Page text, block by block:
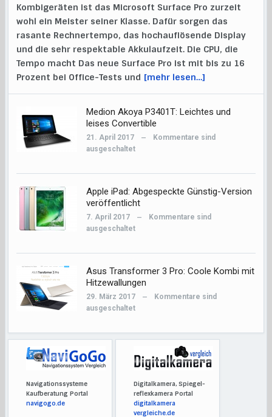
Kombigeräten ist das Microsoft Surface Pro zurzeit
wohl ein Meister seiner Klasse. Dafür sorgen das
rasante Rechnertempo, das hochauflösende Display
und die sehr respektable Akkulaufzeit. Die CPU, die
Tempo macht Das neue Surface Pro ist mit bis zu 16
Prozent bei Office-Tests und [mehr lesen…]
Medion Akoya P3401T: Leichtes und
leises Convertible
21. April 2017 —
Kommentare sind
ausgeschaltet
Apple iPad: Abgespeckte Günstig-Version
veröffentlicht
7. April 2017 —
Kommentare sind
ausgeschaltet
Asus Transformer 3 Pro: Coole Kombi mit
Hitzewallungen
29. März 2017 —
Kommentare sind
ausgeschaltet
Navigationssysteme
Kaufberatung Portal
navigogo.de
Digitalkamera, Spiegel-
reflexkamera Portal
digitalkamera
vergleiche.de